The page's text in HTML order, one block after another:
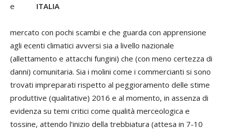
ITALIA
mercato con pochi scambi e che guarda con apprensione
agli ecenti climatici avversi sia a livello nazionale
(allettamento e attacchi fungini) che (con meno certezza di
danni) comunitaria. Sia i molini come i commercianti si sono
trovati impreparati rispetto al peggioramento delle stime
produttive (qualitative) 2016 e al momento, in assenza di
evidenza su temi critici come qualità merceologica e
tossine, attendo l’inizio della trebbiatura (attesa in 7-10